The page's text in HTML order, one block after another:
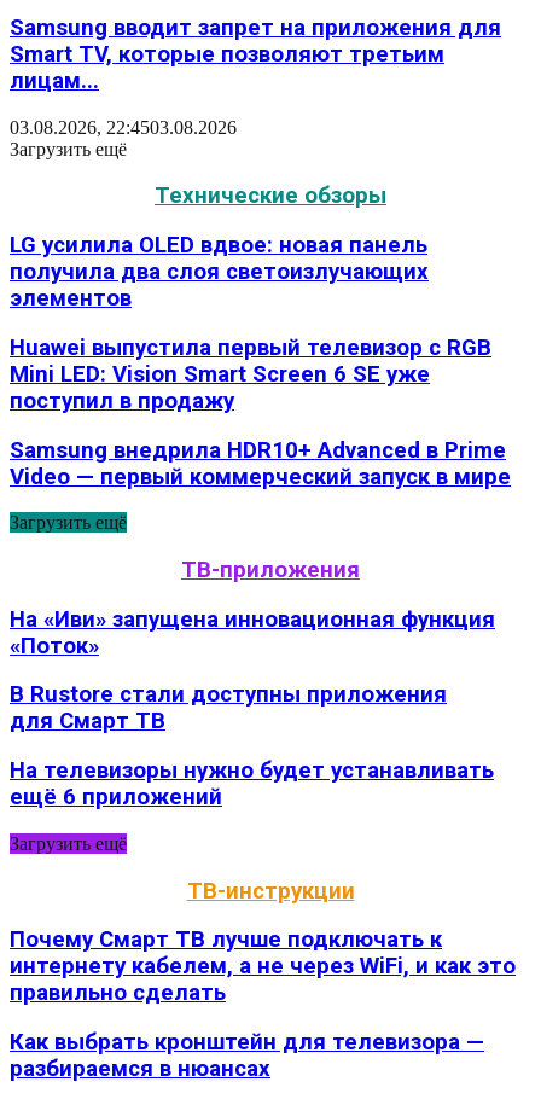
Samsung вводит запрет на приложения для
Smart TV, которые позволяют третьим
лицам...
03.08.2026, 22:4503.08.2026
Загрузить ещё
Технические обзоры
LG усилила OLED вдвое: новая панель
получила два слоя светоизлучающих
элементов
Huawei выпустила первый телевизор с RGB
Mini LED: Vision Smart Screen 6 SE уже
поступил в продажу
Samsung внедрила HDR10+ Advanced в Prime
Video — первый коммерческий запуск в мире
Загрузить ещё
ТВ-приложения
На «Иви» запущена инновационная функция
«Поток»
В Rustore стали доступны приложения
для Смарт ТВ
На телевизоры нужно будет устанавливать
ещё 6 приложений
Загрузить ещё
ТВ-инструкции
Почему Смарт ТВ лучше подключать к
интернету кабелем, а не через WiFi, и как это
правильно сделать
Как выбрать кронштейн для телевизора —
разбираемся в нюансах